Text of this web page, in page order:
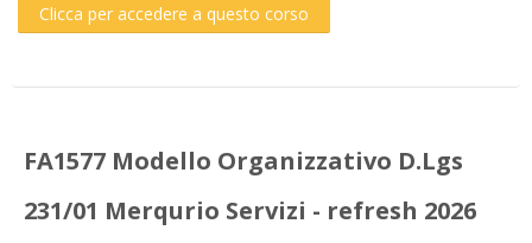
Clicca per accedere a questo corso
FA1577 Modello Organizzativo D.Lgs
231/01 Merqurio Servizi - refresh 2026